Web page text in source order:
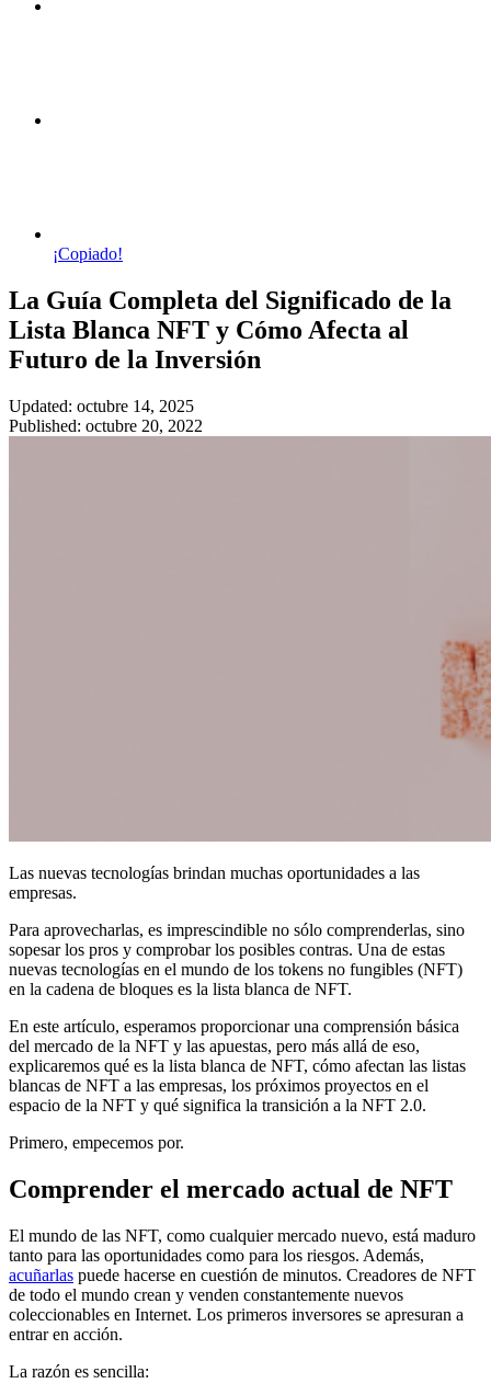
¡Copiado!
La Guía Completa del Significado de la
Lista Blanca NFT y Cómo Afecta al
Futuro de la Inversión
Updated: octubre 14, 2025
Published: octubre 20, 2022
Las nuevas tecnologías brindan muchas oportunidades a las
empresas.
Para aprovecharlas, es imprescindible no sólo comprenderlas, sino
sopesar los pros y comprobar los posibles contras. Una de estas
nuevas tecnologías en el mundo de los tokens no fungibles (NFT)
en la cadena de bloques es la lista blanca de NFT.
En este artículo, esperamos proporcionar una comprensión básica
del mercado de la NFT y las apuestas, pero más allá de eso,
explicaremos qué es la lista blanca de NFT, cómo afectan las listas
blancas de NFT a las empresas, los próximos proyectos en el
espacio de la NFT y qué significa la transición a la NFT 2.0.
Primero, empecemos por.
Comprender el mercado actual de NFT
El mundo de las NFT, como cualquier mercado nuevo, está maduro
tanto para las oportunidades como para los riesgos. Además,
acuñarlas puede hacerse en cuestión de minutos. Creadores de NFT
de todo el mundo crean y venden constantemente nuevos
coleccionables en Internet. Los primeros inversores se apresuran a
entrar en acción.
La razón es sencilla: